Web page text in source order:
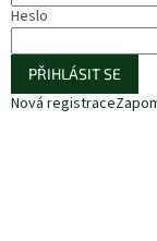
Heslo
PŘIHLÁSIT SE
Nová registrace